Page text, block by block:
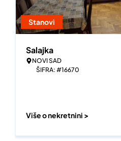
Stanovi
Salajka
NOVI SAD
ŠIFRA: #16670
Više o nekretnini >